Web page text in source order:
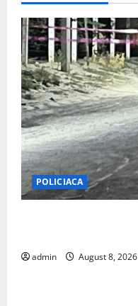
POLICIACA
admin August 8, 2026
POLICIACA